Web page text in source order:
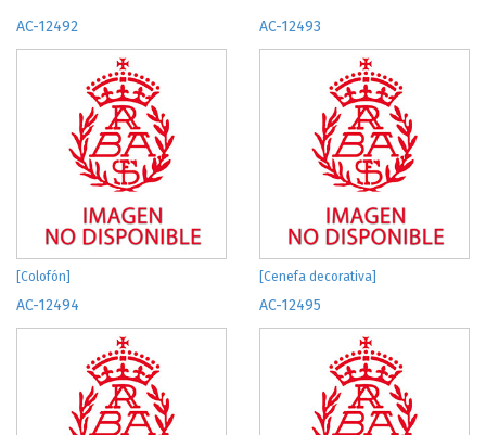
AC-12492
[Colofón]
AC-12493
[Cenefa decorativa]
AC-12494 AC-12495